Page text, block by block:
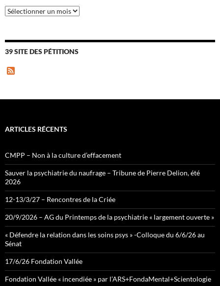
Archives
39 SITE DES PÉTITIONS
ARTICLES RÉCENTS
CMPP – Non à la culture d’effacement
Sauver la psychiatrie du naufrage – Tribune de Pierre Delion, été
2026
12-13/3/27 – Rencontres de la Criée
20/9/2026 – AG du Printemps de la psychiatrie « largement ouverte »
« Défendre la relation dans les soins psys » -Colloque du 6/6/26 au
Sénat
17/6/26 Fondation Vallée
Fondation Vallée « incendiée » par l’ARS+FondaMental+Scientologie